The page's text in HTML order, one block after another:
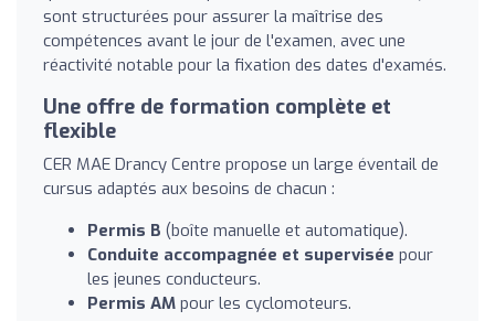
sont structurées pour assurer la maîtrise des
compétences avant le jour de l'examen, avec une
réactivité notable pour la fixation des dates d'examés.
Une offre de formation complète et
flexible
CER MAE Drancy Centre propose un large éventail de
cursus adaptés aux besoins de chacun :
Permis B (boîte manuelle et automatique).
Conduite accompagnée et supervisée pour
les jeunes conducteurs.
Permis AM pour les cyclomoteurs.